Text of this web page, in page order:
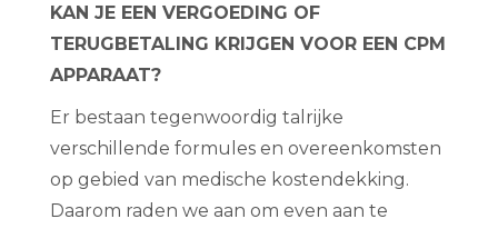
KAN JE EEN VERGOEDING OF
TERUGBETALING KRIJGEN VOOR EEN CPM
APPARAAT?
Er bestaan tegenwoordig talrijke
verschillende formules en overeenkomsten
op gebied van medische kostendekking.
Daarom raden we aan om even aan te